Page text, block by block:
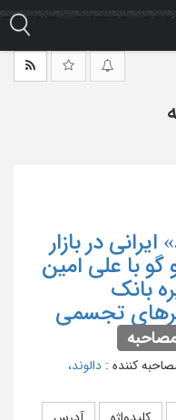
در بازار
گو با علی امین
بانک
تجسمی
کننده : دالوند،
کلیدواژه آدرس